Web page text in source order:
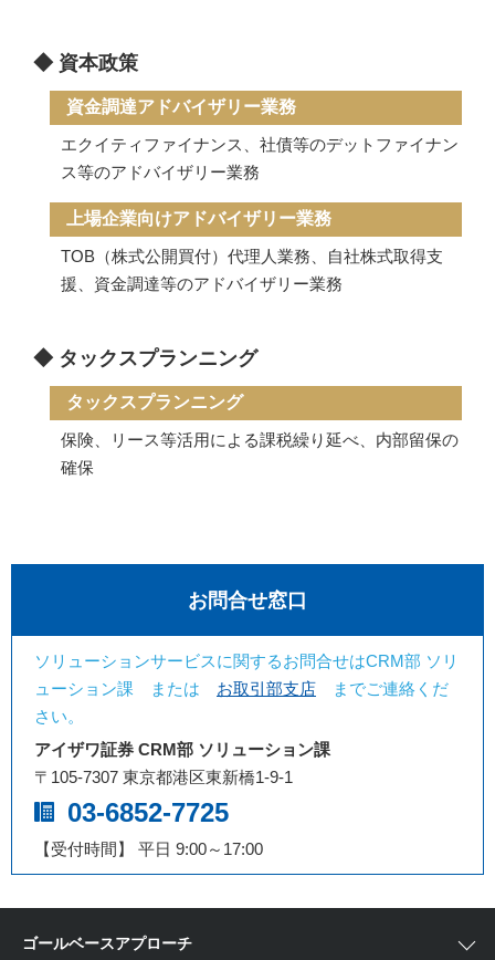
◆ 資本政策
資金調達アドバイザリー業務
エクイティファイナンス、社債等のデットファイナン
ス等のアドバイザリー業務
上場企業向けアドバイザリー業務
TOB（株式公開買付）代理人業務、自社株式取得支
援、資金調達等のアドバイザリー業務
◆ タックスプランニング
タックスプランニング
保険、リース等活用による課税繰り延べ、内部留保の
確保
お問合せ窓口
ソリューションサービスに関するお問合せはCRM部 ソリ
ューション課 または お取引部支店 までご連絡くだ
さい。
アイザワ証券 CRM部 ソリューション課
〒105-7307 東京都港区東新橋1-9-1
03-6852-7725
【受付時間】 平日 9:00～17:00
ゴールベースアプローチ